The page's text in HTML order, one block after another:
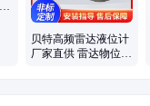
贝特高频雷达液位计
厂家直供 雷达物位计